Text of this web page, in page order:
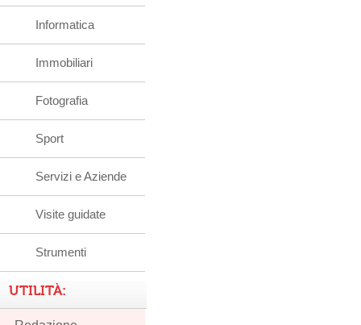
Informatica
Immobiliari
Fotografia
Sport
Servizi e Aziende
Visite guidate
Strumenti
UTILITÀ: